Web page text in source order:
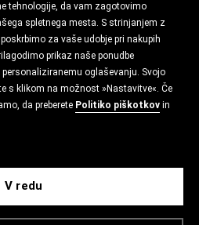
tehnologije, da vam zagotovimo
spletnega mesta. S strinjanjem z
za vaše udobje pri nakupih
prikaz naše ponudbe
oglaševanju. Svojo
s klikom na možnost »Nastavitve«. Če
da preberete Politiko piškotkov in
V redu